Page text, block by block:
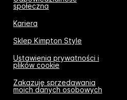
społeczna
Kariera
Sklep Kimpton Style
Ustawienia prywatności i
plików cookie
Zakazuję sprzedawania
moich danych osobowych